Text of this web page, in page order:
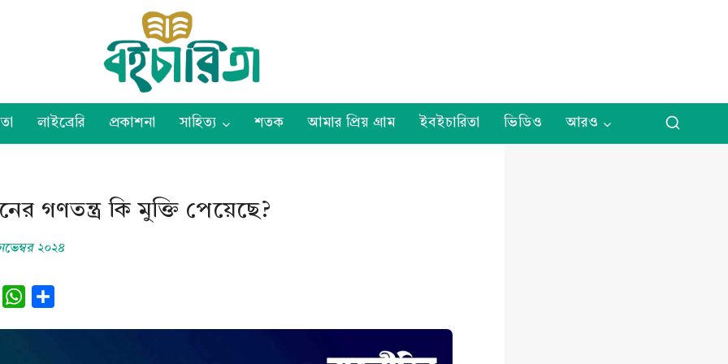
লাইব্রেরি প্রকাশনা সাহিত্য শতক আমার প্রিয় গ্রাম ইবইচারিতা ভিডিও আরও
গণতন্ত্র কি মুক্তি পেয়েছে?
২০২৪
W